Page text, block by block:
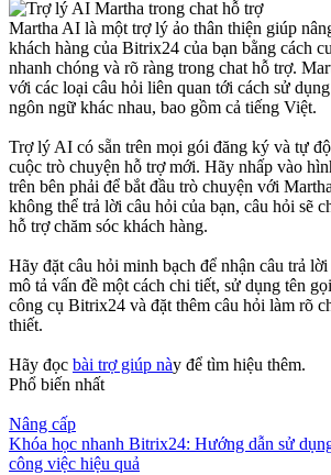
Martha AI là một trợ lý ảo thân thiện giúp
khách hàng của Bitrix24 của bạn bằng cách
nhanh chóng và rõ ràng trong chat hỗ trợ.
với các loại câu hỏi liên quan tới cách sử
ngôn ngữ khác nhau, bao gồm cả tiếng Việt.
Trợ lý AI có sẵn trên mọi gói đăng ký và tự
cuộc trò chuyện hỗ trợ mới. Hãy nhấp vào
trên bên phải để bắt đầu trò chuyện với
không thể trả lời câu hỏi của bạn, câu hỏi sẽ
hỗ trợ chăm sóc khách hàng.
Hãy đặt câu hỏi minh bạch để nhận câu trả
mô tả vấn đề một cách chi tiết, sử dụng tên
công cụ Bitrix24 và đặt thêm câu hỏi làm rõ
thiết.
Hãy đọc bài trợ giúp này để tìm hiệu thêm.
Phổ biến nhất
Nâng cấp
Khóa học nhanh Bitrix24: Hướng dẫn sử
công việc hiệu quả